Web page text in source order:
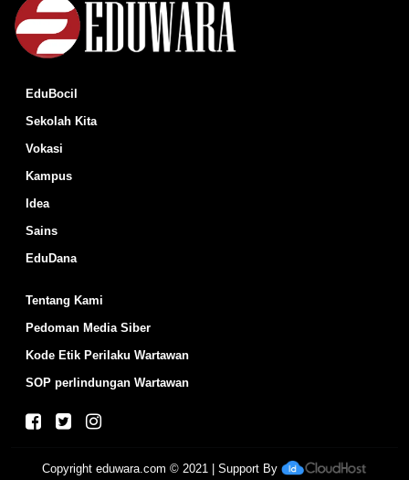
EduBocil
Sekolah Kita
Vokasi
Kampus
Idea
Sains
EduDana
Tentang Kami
Pedoman Media Siber
Kode Etik Perilaku Wartawan
SOP perlindungan Wartawan
Copyrighteduwara.com © 2021 | Support By